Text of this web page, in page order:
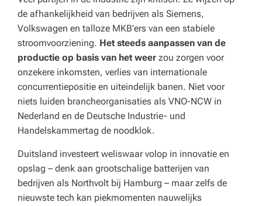
de afhankelijkheid van bedrijven als Siemens,
Volkswagen en talloze MKB’ers van een stabiele
stroomvoorziening. Het steeds aanpassen van de
productie op basis van het weer zou zorgen voor
onzekere inkomsten, verlies van internationale
concurrentiepositie en uiteindelijk banen. Niet voor
niets luiden brancheorganisaties als VNO-NCW in
Nederland en de Deutsche Industrie- und
Handelskammertag de noodklok.
Duitsland investeert weliswaar volop in innovatie en
opslag – denk aan grootschalige batterijen van
bedrijven als Northvolt bij Hamburg – maar zelfs de
nieuwste tech kan piekmomenten nauwelijks